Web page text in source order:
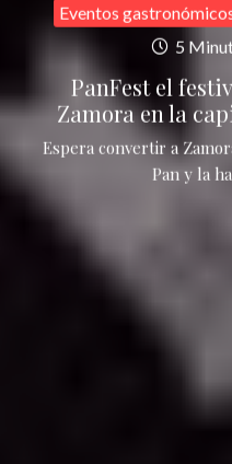
Eventos
5
PanFest el
Zamora en la
Espera convertir a
Pan y la